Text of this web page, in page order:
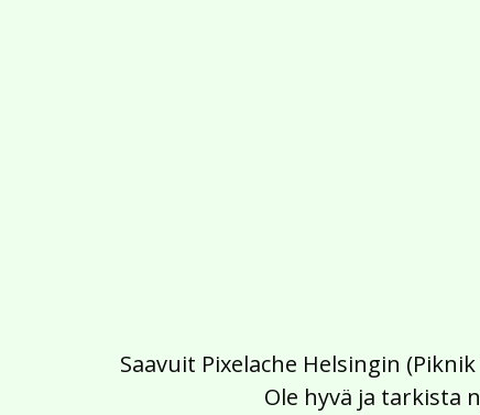
Saavuit Pixelache Helsingin
Ole hyvä ja tarkista